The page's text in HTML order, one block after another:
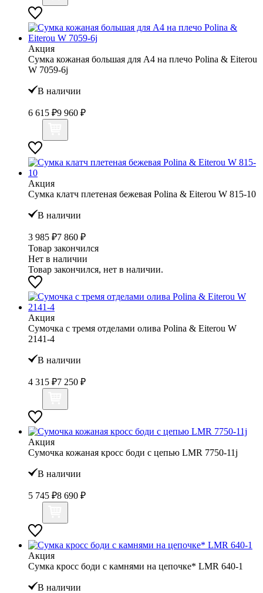
Акция
Сумка кожаная большая для А4 на плечо Polina & Eiterou
W 7059-6j
В наличии
6 615 ₽9 960 ₽
Акция
Сумка клатч плетеная бежевая Polina & Eiterou W 815-10
В наличии
3 985 ₽7 860 ₽
Товар закончился
Нет в наличии
Товар закончился, нет в наличии.
Акция
Сумочка с тремя отделами олива Polina & Eiterou W
2141-4
В наличии
4 315 ₽7 250 ₽
Акция
Сумочка кожаная кросс боди с цепью LMR 7750-11j
В наличии
5 745 ₽8 690 ₽
Акция
Сумка кросс боди с камнями на цепочке* LMR 640-1
В наличии